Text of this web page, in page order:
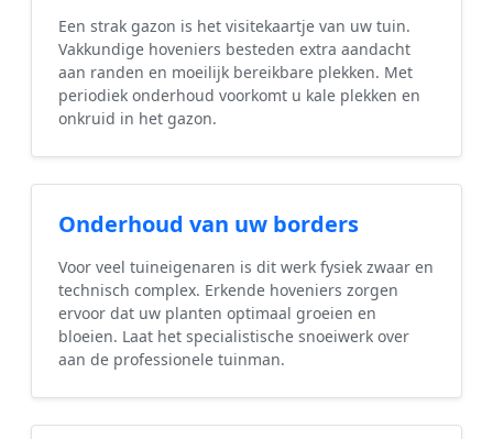
Een strak gazon is het visitekaartje van uw tuin.
Vakkundige hoveniers besteden extra aandacht
aan randen en moeilijk bereikbare plekken. Met
periodiek onderhoud voorkomt u kale plekken en
onkruid in het gazon.
Onderhoud van uw borders
Voor veel tuineigenaren is dit werk fysiek zwaar en
technisch complex. Erkende hoveniers zorgen
ervoor dat uw planten optimaal groeien en
bloeien. Laat het specialistische snoeiwerk over
aan de professionele tuinman.